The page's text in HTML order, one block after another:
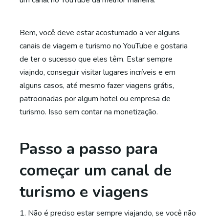
Bem, você deve estar acostumado a ver alguns
canais de viagem e turismo no YouTube e gostaria
de ter o sucesso que eles têm. Estar sempre
viajndo, conseguir visitar lugares incríveis e em
alguns casos, até mesmo fazer viagens grátis,
patrocinadas por algum hotel ou empresa de
turismo. Isso sem contar na monetização.
Passo a passo para
começar um canal de
turismo e viagens
1. Não é preciso estar sempre viajando, se você não